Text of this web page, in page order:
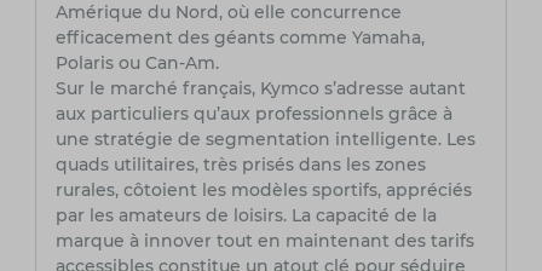
Amérique du Nord, où elle concurrence
efficacement des géants comme Yamaha,
Polaris ou Can-Am.
Sur le marché français, Kymco s’adresse autant
aux particuliers qu’aux professionnels grâce à
une stratégie de segmentation intelligente. Les
quads utilitaires, très prisés dans les zones
rurales, côtoient les modèles sportifs, appréciés
par les amateurs de loisirs. La capacité de la
marque à innover tout en maintenant des tarifs
accessibles constitue un atout clé pour séduire